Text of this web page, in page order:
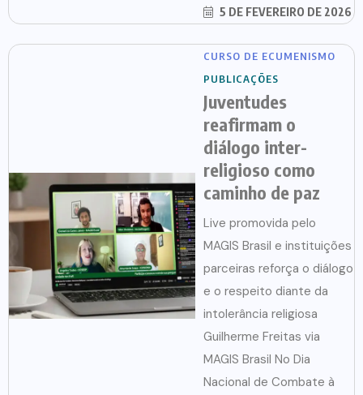
5 DE FEVEREIRO DE 2026
CURSO DE ECUMENISMO
PUBLICAÇÕES
Juventudes
reafirmam o
diálogo inter-
religioso como
caminho de paz
Live promovida pelo
MAGIS Brasil e instituições
parceiras reforça o diálogo
e o respeito diante da
intolerância religiosa
Guilherme Freitas via
MAGIS Brasil No Dia
Nacional de Combate à